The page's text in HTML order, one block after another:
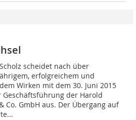
scheidet nach über
erfolgreichem und
Wirken mit dem 30. Juni 2015
Geschäftsführung der Harold
Co. GmbH aus. Der Übergang auf